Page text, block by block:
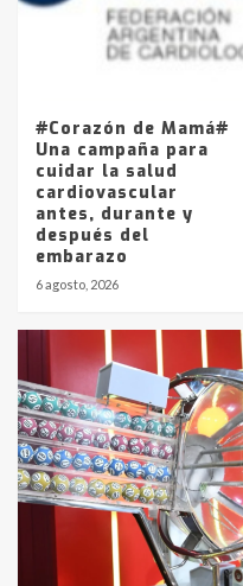
Los
La
entre 857
#Corazón de Mamá#
Una campaña para
cuidar la salud
cardiovascular
antes, durante y
después del
embarazo
6 agosto, 2026